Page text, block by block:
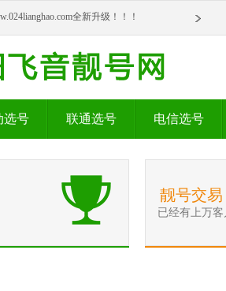
全新升级！！！
选号 联通选号 电信选号
靓号交易
已经有上万